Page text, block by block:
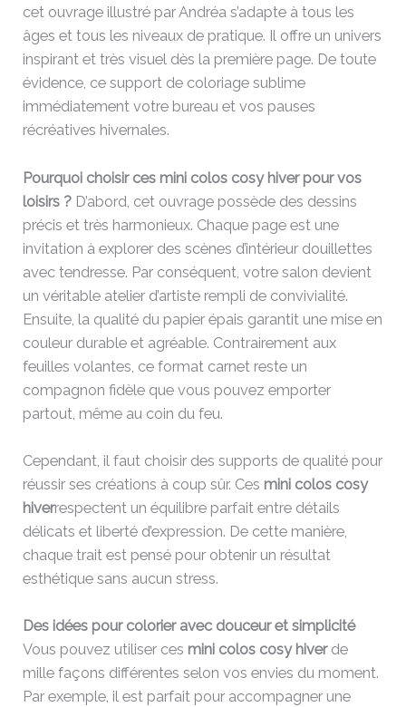
cet ouvrage illustré par Andréa s’adapte à tous les
âges et tous les niveaux de pratique. Il offre un univers
inspirant et très visuel dès la première page. De toute
évidence, ce support de coloriage sublime
immédiatement votre bureau et vos pauses
récréatives hivernales.
Pourquoi choisir ces mini colos cosy hiver pour vos
loisirs ? D’abord, cet ouvrage possède des dessins
précis et très harmonieux. Chaque page est une
invitation à explorer des scènes d’intérieur douillettes
avec tendresse. Par conséquent, votre salon devient
un véritable atelier d’artiste rempli de convivialité.
Ensuite, la qualité du papier épais garantit une mise en
couleur durable et agréable. Contrairement aux
feuilles volantes, ce format carnet reste un
compagnon fidèle que vous pouvez emporter
partout, même au coin du feu.
Cependant, il faut choisir des supports de qualité pour
réussir ses créations à coup sûr. Ces mini colos cosy
hiverrespectent un équilibre parfait entre détails
délicats et liberté d’expression. De cette manière,
chaque trait est pensé pour obtenir un résultat
esthétique sans aucun stress.
Des idées pour colorier avec douceur et simplicité
Vous pouvez utiliser ces mini colos cosy hiverde
mille façons différentes selon vos envies du moment.
Par exemple, il est parfait pour accompagner une